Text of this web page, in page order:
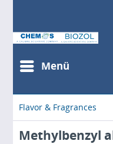
Menü
Flavor & Fragrances
Methylbenzyl